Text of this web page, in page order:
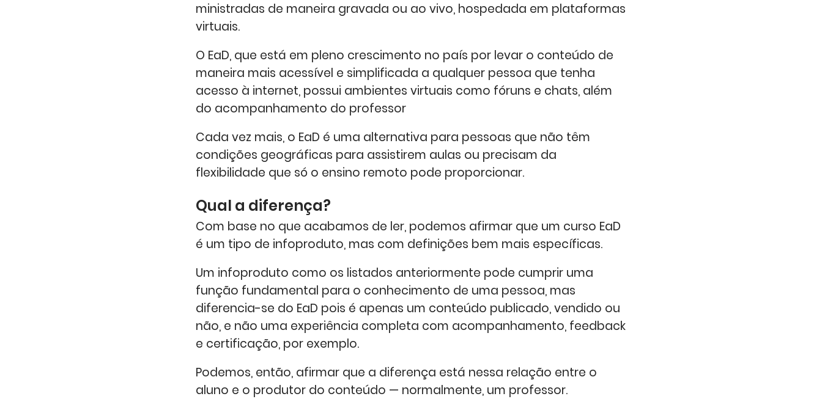
ministradas de maneira gravada ou ao vivo, hospedada em plataformas
virtuais.
O EaD, que está em pleno crescimento no país por levar o conteúdo de
maneira mais acessível e simplificada a qualquer pessoa que tenha
acesso à internet, possui ambientes virtuais como fóruns e chats, além
do acompanhamento do professor
Cada vez mais, o EaD é uma alternativa para pessoas que não têm
condições geográficas para assistirem aulas ou precisam da
flexibilidade que só o ensino remoto pode proporcionar.
Qual a diferença?
Com base no que acabamos de ler, podemos afirmar que um curso EaD
é um tipo de infoproduto, mas com definições bem mais específicas.
Um infoproduto como os listados anteriormente pode cumprir uma
função fundamental para o conhecimento de uma pessoa, mas
diferencia-se do EaD pois é apenas um conteúdo publicado, vendido ou
não, e não uma experiência completa com acompanhamento, feedback
e certificação, por exemplo.
Podemos, então, afirmar que a diferença está nessa relação entre o
aluno e o produtor do conteúdo — normalmente, um professor.